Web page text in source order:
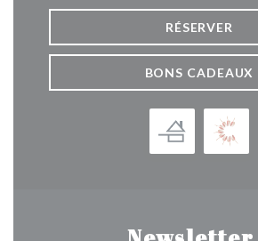
RÉSERVER
BONS CADEAUX